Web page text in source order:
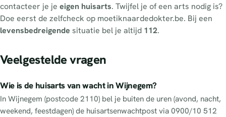
contacteer je je eigen huisarts. Twijfel je of een arts nodig is?
Doe eerst de zelfcheck op moetiknaardedokter.be. Bij een
levensbedreigende situatie bel je altijd 112.
Veelgestelde vragen
Wie is de huisarts van wacht in Wijnegem?
In Wijnegem (postcode 2110) bel je buiten de uren (avond, nacht,
weekend, feestdagen) de huisartsenwachtpost via 0900/10 512